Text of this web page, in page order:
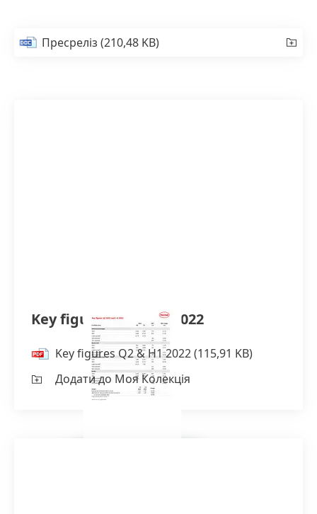
Пресреліз(210,48 KB)
Key figures Q2 & H1 2022
Key figures Q2 & H1 2022(115,91 KB)
Додати до Моя Колекція